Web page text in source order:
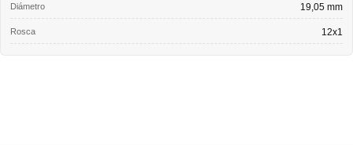
Diámetro 19,05 mm
Rosca 12x1